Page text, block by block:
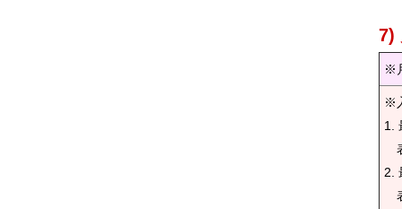
7)
※
※
1.
2.